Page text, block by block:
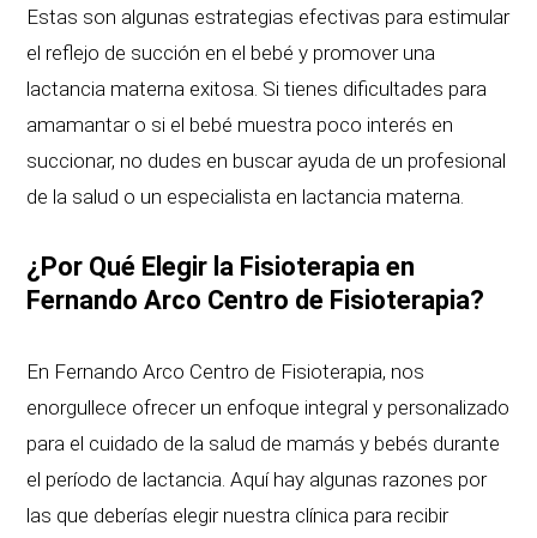
Estas son algunas estrategias efectivas para estimular
el reflejo de succión en el bebé y promover una
lactancia materna exitosa. Si tienes dificultades para
amamantar o si el bebé muestra poco interés en
succionar, no dudes en buscar ayuda de un profesional
de la salud o un especialista en lactancia materna.
¿Por Qué Elegir la Fisioterapia en
Fernando Arco Centro de Fisioterapia?
En Fernando Arco Centro de Fisioterapia, nos
enorgullece ofrecer un enfoque integral y personalizado
para el cuidado de la salud de mamás y bebés durante
el período de lactancia. Aquí hay algunas razones por
las que deberías elegir nuestra clínica para recibir